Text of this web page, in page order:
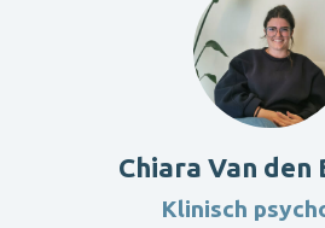
Chiara Van den
Klinisch